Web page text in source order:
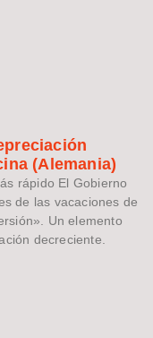
(Alemania)
rápido El Gobierno
de las vacaciones de
Un elemento
decreciente.